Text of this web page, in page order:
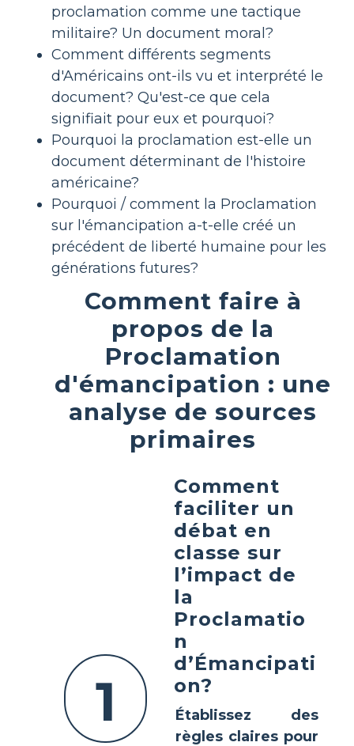
proclamation comme une tactique
militaire? Un document moral?
Comment différents segments
d'Américains ont-ils vu et interprété le
document? Qu'est-ce que cela
signifiait pour eux et pourquoi?
Pourquoi la proclamation est-elle un
document déterminant de l'histoire
américaine?
Pourquoi / comment la Proclamation
sur l'émancipation a-t-elle créé un
précédent de liberté humaine pour les
générations futures?
Comment faire à
propos de la
Proclamation
d'émancipation : une
analyse de sources
primaires
1
Comment
faciliter un
débat en
classe sur
l’impact de
la
Proclamatio
n
d’Émancipati
on?
Établissez des
règles claires pour